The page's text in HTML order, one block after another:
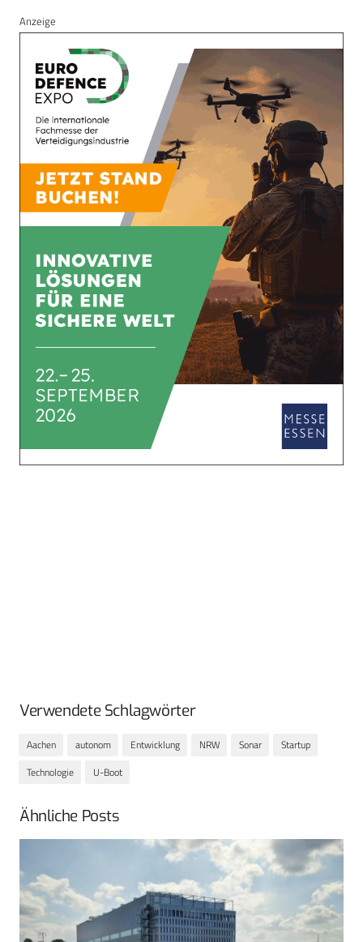
Anzeige
Verwendete Schlagwörter
Aachen autonom Entwicklung NRW Sonar
Startup
Technologie
U-Boot
Ähnliche Posts